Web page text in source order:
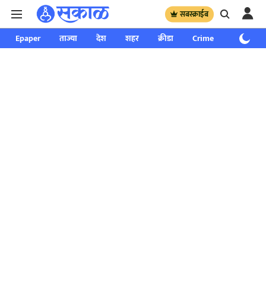
सबस्क्राईब
Epaper ताज्या देश शहर क्रीडा Crime साप्ताहिक